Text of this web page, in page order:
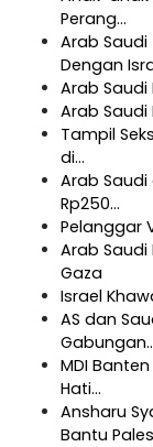
Perang…
Arab
Dengan
Arab Saudi
Arab Saudi
Tampil
di…
Arab Saudi
Rp250…
Pelanggar
Arab Saudi
Gaza
Israel
AS dan
MDI
Hati…
Ansharu
Bantu